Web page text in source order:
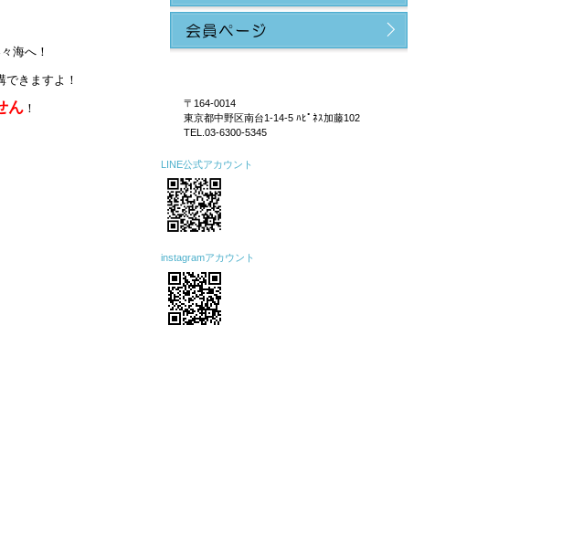
海へ！
きますよ！
ん ！
〒164-0014
東京都中野区南台1-14-5 ﾊﾋﾟﾈｽ加藤102
TEL.03-6300-5345
LINE公式アカウント
instagramアカウント